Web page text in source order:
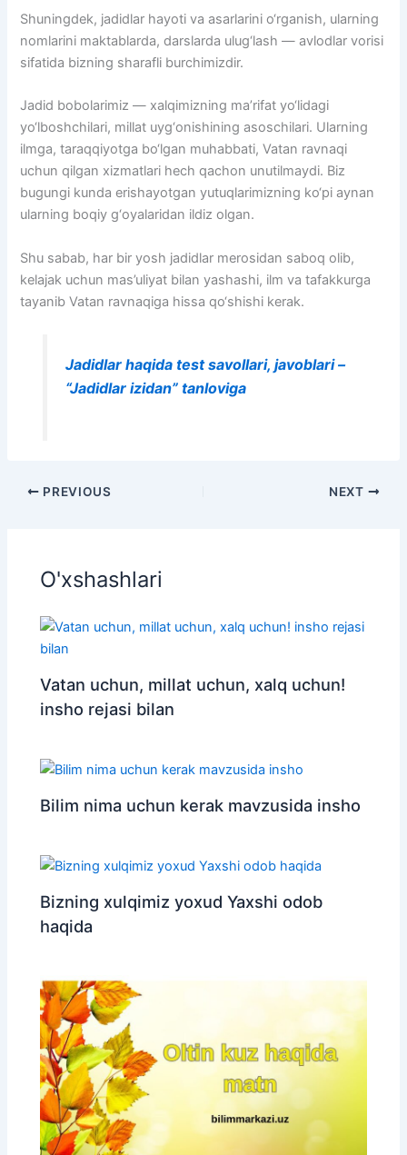
Shuningdek, jadidlar hayoti va asarlarini o‘rganish, ularning
nomlarini maktablarda, darslarda ulug‘lash — avlodlar vorisi
sifatida bizning sharafli burchimizdir.
Jadid bobolarimiz — xalqimizning ma’rifat yo‘lidagi
yo‘lboshchilari, millat uyg‘onishining asoschilari. Ularning
ilmga, taraqqiyotga bo‘lgan muhabbati, Vatan ravnaqi
uchun qilgan xizmatlari hech qachon unutilmaydi. Biz
bugungi kunda erishayotgan yutuqlarimizning ko‘pi aynan
ularning boqiy g‘oyalaridan ildiz olgan.
Shu sabab, har bir yosh jadidlar merosidan saboq olib,
kelajak uchun mas’uliyat bilan yashashi, ilm va tafakkurga
tayanib Vatan ravnaqiga hissa qo‘shishi kerak.
Jadidlar haqida test savollari, javoblari –
“Jadidlar izidan” tanloviga
PREVIOUS NEXT
O'xshashlari
Vatan uchun, millat uchun, xalq uchun!
insho rejasi bilan
Bilim nima uchun kerak mavzusida insho
Bizning xulqimiz yoxud Yaxshi odob
haqida